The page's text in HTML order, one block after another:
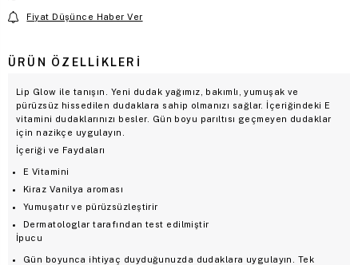
Fiyat Düşünce Haber Ver
ÜRÜN ÖZELLIKLERI
Lip Glow ile tanışın. Yeni dudak yağımız, bakımlı, yumuşak ve
pürüzsüz hissedilen dudaklara sahip olmanızı sağlar. İçeriğindeki E
vitamini dudaklarınızı besler. Gün boyu parıltısı geçmeyen dudaklar
için nazikçe uygulayın.
İçeriği ve Faydaları
E Vitamini
Kiraz Vanilya aroması
Yumuşatır ve pürüzsüzleştirir
Dermatologlar tarafından test edilmiştir
İpucu
Gün boyunca ihtiyaç duyduğunuzda dudaklara uygulayın. Tek